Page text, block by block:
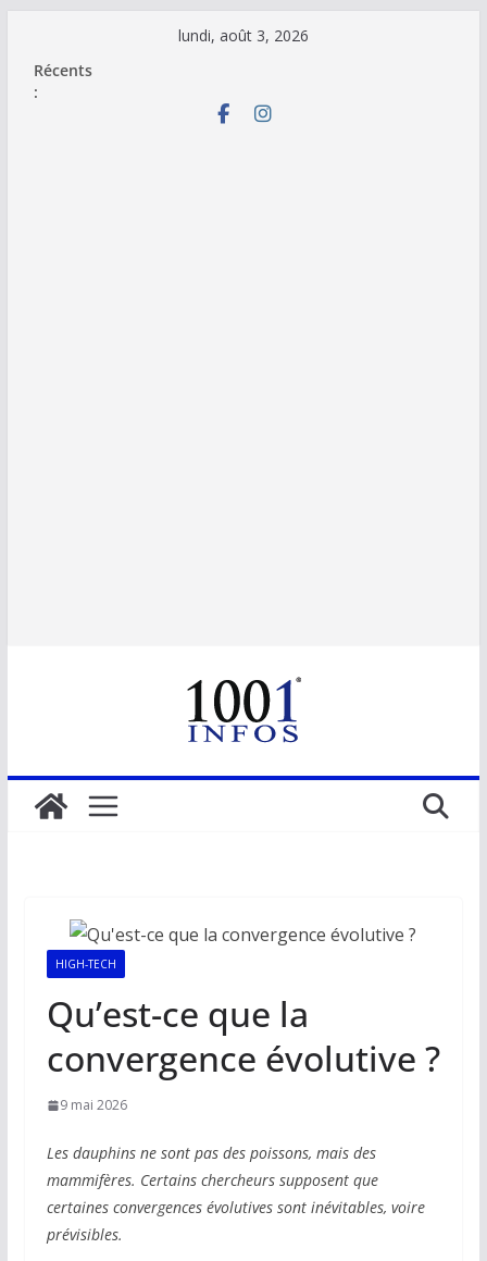
contenu
lundi, août 3, 2026
Récents
:
HIGH-TECH
Qu’est-ce que la
convergence évolutive ?
9 mai 2026
Les dauphins ne sont pas des poissons, mais des
mammifères. Certains chercheurs supposent que
certaines convergences évolutives sont inévitables, voire
prévisibles.